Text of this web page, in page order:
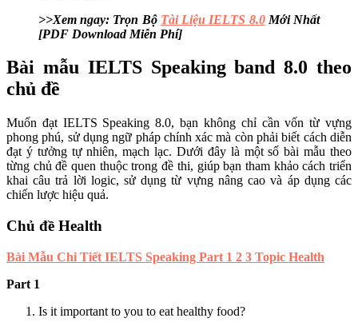
>>Xem ngay: Trọn Bộ Tài Liệu IELTS 8.0Mới Nhất
[PDF Download Miễn Phí]
Bài mẫu IELTS Speaking band 8.0 theo
chủ đề
Muốn đạt IELTS Speaking 8.0, bạn không chỉ cần vốn từ vựng
phong phú, sử dụng ngữ pháp chính xác mà còn phải biết cách diễn
đạt ý tưởng tự nhiên, mạch lạc. Dưới đây là một số bài mẫu theo
từng chủ đề quen thuộc trong đề thi, giúp bạn tham khảo cách triển
khai câu trả lời logic, sử dụng từ vựng nâng cao và áp dụng các
chiến lược hiệu quả.
Chủ đề Health
Bài Mẫu Chi Tiết IELTS Speaking Part 1 2 3 Topic Health
Part 1
Is it important to you to eat healthy food?